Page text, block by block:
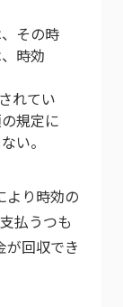
その時
時効
れてい
規定に
い。
より時効の
払うつも
が回収でき